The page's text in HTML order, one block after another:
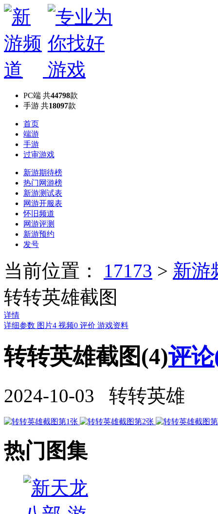
PC端 共44798款
手游 共18097款
首页
端游
手游
过审游戏
新游期待榜
热门网游榜
新游测试表
网游开服表
怀旧频道
网游评测
新游预约
发号
当前位置： 17173 > 新游
转转英雄截图
详情
详细参数 图片4 视频0 评价 游戏资料
转转英雄截图(4)评
2024-10-03 转转英雄
热门图集